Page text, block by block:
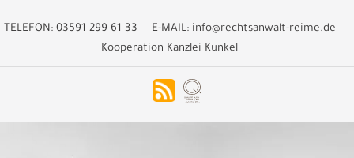
TELEFON: 03591 299 61 33 E-MAIL: info@rechtsanwalt-reime.de
Kooperation Kanzlei Kunkel